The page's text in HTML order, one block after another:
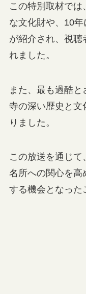
この特別取材で
な文化財や、10
が紹介され、視聴
れました。
また、最も過酷
寺の深い歴史と文
りました。
この放送を通じ
名所への関心を高
する機会となった